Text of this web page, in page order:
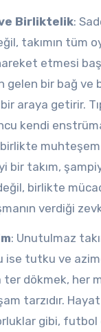
ve Birliktelik:
takımın tüm
etmesi
bir bağ ve
araya getirir.
kendi
bir takım,
birlikte
verdiği
: Unutulmaz
ise tutku ve
dökmek, her
tarzıdır.
gibi, futbol